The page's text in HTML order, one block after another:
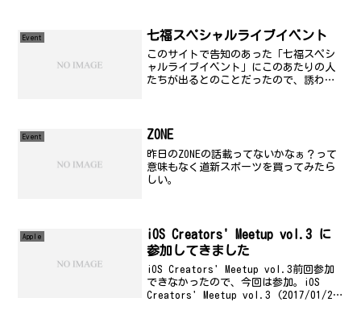
Event 七福スペシャルライブイベント
このサイトで告知のあった「七福スペシ
ャルライブイベント」にこのあたりの人
たちが出るとのことだったので、誘われ
ありましたが、一部の他がひ...
Event ZONE
昨日のZONEの話載ってないかなぁ？って
意味もなく道新スポーツを買ってみたら
しい。
Apple
iOS Creators' Meetup vol.3 に
参加してきました
iOS Creators' Meetup vol.3前回参加
できなかったので、今回は参加。iOS
Creators' Meetup vol.3 (2017/01/24